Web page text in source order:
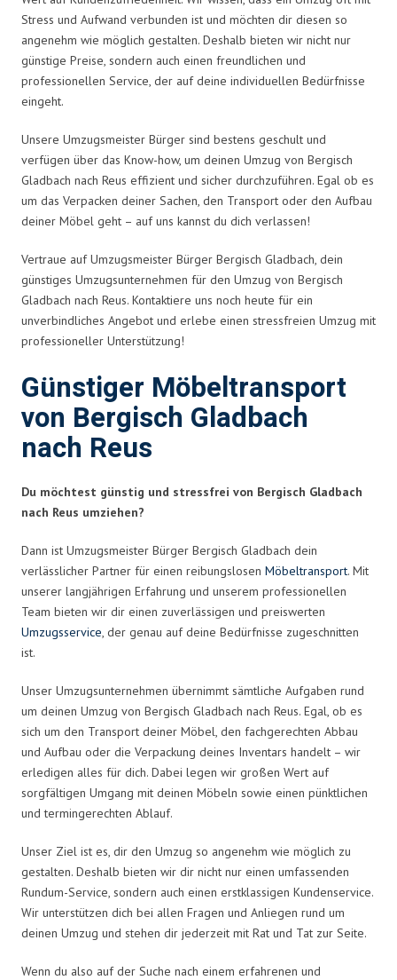
Stress und Aufwand verbunden ist und möchten dir diesen so
angenehm wie möglich gestalten. Deshalb bieten wir nicht nur
günstige Preise, sondern auch einen freundlichen und
professionellen Service, der auf deine individuellen Bedürfnisse
eingeht.
Unsere Umzugsmeister Bürger sind bestens geschult und
verfügen über das Know-how, um deinen Umzug von Bergisch
Gladbach nach Reus effizient und sicher durchzuführen. Egal ob es
um das Verpacken deiner Sachen, den Transport oder den Aufbau
deiner Möbel geht – auf uns kannst du dich verlassen!
Vertraue auf Umzugsmeister Bürger Bergisch Gladbach, dein
günstiges Umzugsunternehmen für den Umzug von Bergisch
Gladbach nach Reus. Kontaktiere uns noch heute für ein
unverbindliches Angebot und erlebe einen stressfreien Umzug mit
professioneller Unterstützung!
Günstiger Möbeltransport
von Bergisch Gladbach
nach Reus
Du möchtest günstig und stressfrei von Bergisch Gladbach
nach Reus umziehen?
Dann ist Umzugsmeister Bürger Bergisch Gladbach dein
verlässlicher Partner für einen reibungslosen Möbeltransport. Mit
unserer langjährigen Erfahrung und unserem professionellen
Team bieten wir dir einen zuverlässigen und preiswerten
Umzugsservice, der genau auf deine Bedürfnisse zugeschnitten
ist.
Unser Umzugsunternehmen übernimmt sämtliche Aufgaben rund
um deinen Umzug von Bergisch Gladbach nach Reus. Egal, ob es
sich um den Transport deiner Möbel, den fachgerechten Abbau
und Aufbau oder die Verpackung deines Inventars handelt – wir
erledigen alles für dich. Dabei legen wir großen Wert auf
sorgfältigen Umgang mit deinen Möbeln sowie einen pünktlichen
und termingerechten Ablauf.
Unser Ziel ist es, dir den Umzug so angenehm wie möglich zu
gestalten. Deshalb bieten wir dir nicht nur einen umfassenden
Rundum-Service, sondern auch einen erstklassigen Kundenservice.
Wir unterstützen dich bei allen Fragen und Anliegen rund um
deinen Umzug und stehen dir jederzeit mit Rat und Tat zur Seite.
Wenn du also auf der Suche nach einem erfahrenen und